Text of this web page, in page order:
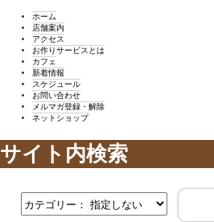
ホーム
店舗案内
アクセス
お作りサービスとは
カフェ
新着情報
スケジュール
お問い合わせ
メルマガ登録・解除
ネットショップ
サイト内検索